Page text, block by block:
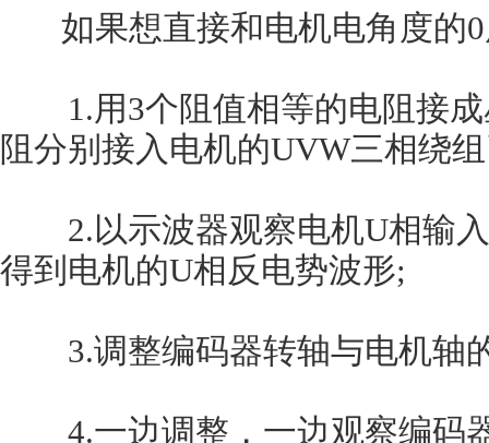
如果想直接和电机电角度的0
1.用3个阻值相等的电阻接成
阻分别接入电机的UVW三相绕
2.以示波器观察电机U相输入
得到电机的U相反电势波形;
3.调整编码器转轴与电机轴
4.一边调整，一边观察编码